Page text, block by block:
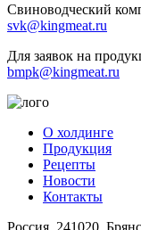
Свиноводческий
svk@kingmeat.ru
Для заявок на
bmpk@kingmeat.ru
О холдинге
Продукция
Рецепты
Новости
Контакты
Россия, 241020,